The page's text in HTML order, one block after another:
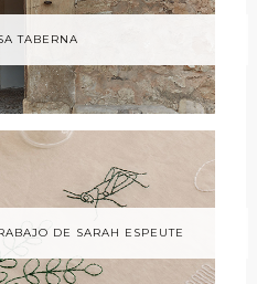
TABERNA
DE SARAH ESPEUTE